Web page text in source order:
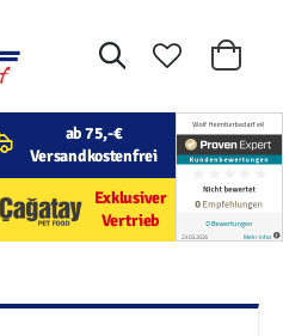
Suche
Mein
ab 75,-€
Versandkostenfrei
Exklusiver
Vertrieb